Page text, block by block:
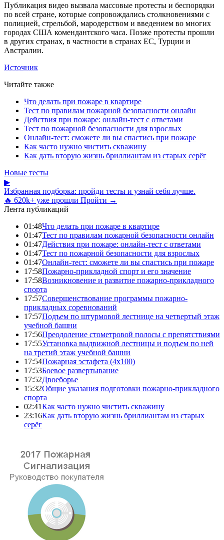
Публикация видео вызвала массовые протесты и беспорядки
по всей стране, которые сопровождались столкновениями с
полицией, стрельбой, мародерством и введением во многих
городах США комендантского часа. Позже протесты прошли
в других странах, в частности в странах ЕС, Турции и
Австралии.
Источник
Читайте также
Что делать при пожаре в квартире
Тест по правилам пожарной безопасности онлайн
Действия при пожаре: онлайн-тест с ответами
Тест по пожарной безопасности для взрослых
Онлайн-тест: сможете ли вы спастись при пожаре
Как часто нужно чистить скважину
Как дать вторую жизнь бриллиантам из старых серёг
Новые тесты
▶
Избранная подборка: пройди тесты и узнай себя лучше.
🔥 620k+ уже прошли Пройти →
Лента публикаций
01:48Что делать при пожаре в квартире
01:47Тест по правилам пожарной безопасности онлайн
01:47Действия при пожаре: онлайн-тест с ответами
01:47Тест по пожарной безопасности для взрослых
01:47Онлайн-тест: сможете ли вы спастись при пожаре
17:58Пожарно-прикладной спорт и его значение
17:58Возникновение и развитие пожарно-прикладного
спорта
17:57Совершенствование программы пожарно-
прикладных соревнований
17:57Подъем по штурмовой лестнице на четвертый этаж
учебной башни
17:56Преодоление стометровой полосы с препятствиями
17:55Установка выдвижной лестницы и подъем по ней
на третий этаж учебной башни
17:54Пожарная эстафета (4x100)
17:53Боевое развертывание
17:52Двоеборье
15:32Общие указания подготовки пожарно-прикладного
спорта
02:41Как часто нужно чистить скважину
23:16Как дать вторую жизнь бриллиантам из старых
серёг